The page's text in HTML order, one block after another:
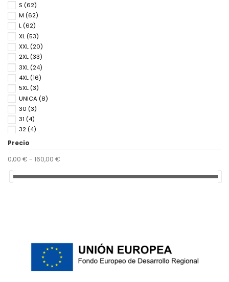
S (62)
M (62)
L (62)
XL (53)
XXL (20)
2XL (33)
3XL (24)
4XL (16)
5XL (3)
UNICA (8)
30 (3)
31 (4)
32 (4)
33(4)
34(4)
36 (9)
(4)
Precio
0,00 € - 160,00 €